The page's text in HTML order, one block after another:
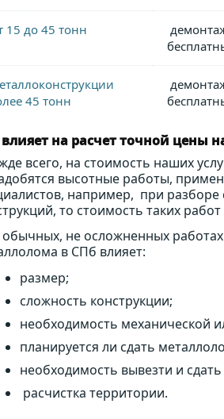
15 до 45 тонн
45 тонн
на расчет точной цены
всего, на стоимость наших
высотные работы,
например, при разборе
то стоимость таких
не осложненных
в СПб влияет:
размер;
сложность конструкции;
необходимость механической
планируется ли сдать
необходимость вывезти и
расчистка территории.